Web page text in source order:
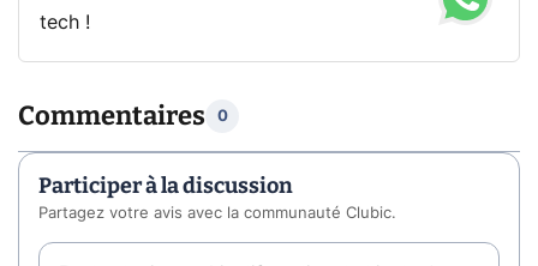
tech !
Commentaires 0
Participer à la discussion
Partagez votre avis avec la communauté Clubic.